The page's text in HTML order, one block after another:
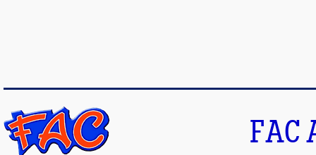
FAC